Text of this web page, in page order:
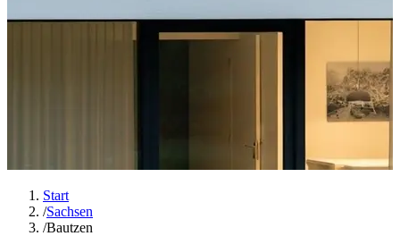
Start
/Sachsen
/Bautzen